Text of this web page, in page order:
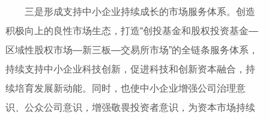
三是形成支持中小企业持续成长的市场服务体系。创造
积极向上的良性市场生态，打造“创投基金和股权投资基金—
区域性股权市场—新三板—交易所市场”的全链条服务体系，
持续支持中小企业科技创新，促进科技和创新资本融合，持
续培育发展新动能。同时，也使中小企业增强公司治理意
识、公众公司意识，增强敬畏投资者意识，为资本市场持续